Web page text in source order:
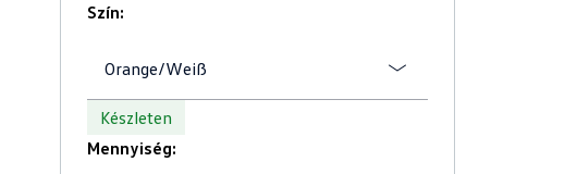
Szín:
Orange/Weiß
Készleten
Mennyiség: